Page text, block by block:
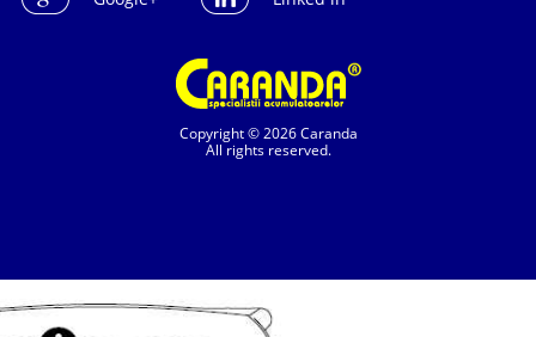
Copyright © 2026 Caranda
All rights reserved.